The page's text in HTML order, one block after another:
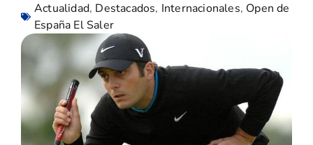
Actualidad, Destacados, Internacionales, Open de
España El Saler